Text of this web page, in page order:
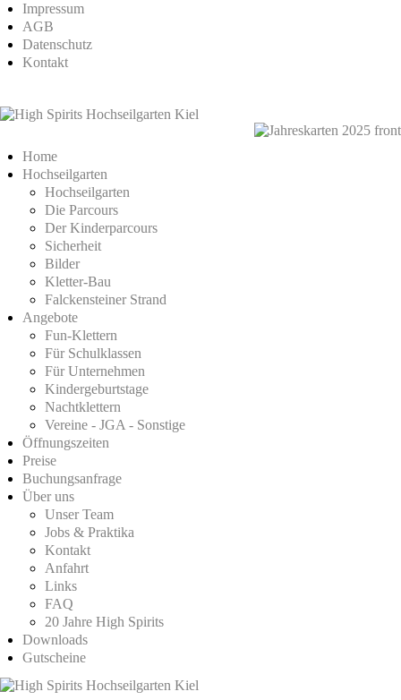
Impressum
AGB
Datenschutz
Kontakt
Home
Hochseilgarten
Hochseilgarten
Die Parcours
Der Kinderparcours
Sicherheit
Bilder
Kletter-Bau
Falckensteiner Strand
Angebote
Fun-Klettern
Für Schulklassen
Für Unternehmen
Kindergeburtstage
Nachtklettern
Vereine - JGA - Sonstige
Öffnungszeiten
Preise
Buchungsanfrage
Über uns
Unser Team
Jobs & Praktika
Kontakt
Anfahrt
Links
FAQ
20 Jahre High Spirits
Downloads
Gutscheine